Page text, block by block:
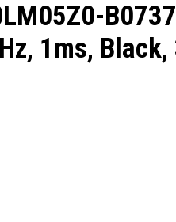
1ms, Black,